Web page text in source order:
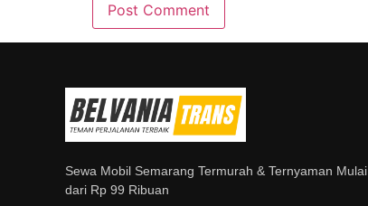
Sewa Mobil Semarang Termurah & Ternyaman Mulai
dari Rp 99 Ribuan